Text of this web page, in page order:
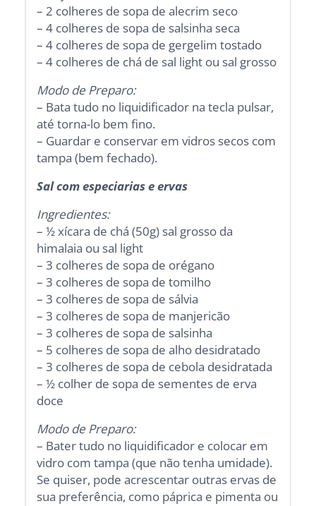
– 2 colheres de sopa de alecrim seco
– 4 colheres de sopa de salsinha seca
– 4 colheres de sopa de gergelim tostado
– 4 colheres de chá de sal light ou sal grosso
Modo de Preparo:
– Bata tudo no liquidificador na tecla pulsar,
até torna-lo bem fino.
– Guardar e conservar em vidros secos com
tampa (bem fechado).
Sal com especiarias e ervas
Ingredientes:
– ½ xícara de chá (50g) sal grosso da
himalaia ou sal light
– 3 colheres de sopa de orégano
– 3 colheres de sopa de tomilho
– 3 colheres de sopa de sálvia
– 3 colheres de sopa de manjericão
– 3 colheres de sopa de salsinha
– 5 colheres de sopa de alho desidratado
– 3 colheres de sopa de cebola desidratada
– ½ colher de sopa de sementes de erva
doce
Modo de Preparo:
– Bater tudo no liquidificador e colocar em
vidro com tampa (que não tenha umidade).
Se quiser, pode acrescentar outras ervas de
sua preferência, como páprica e pimenta ou